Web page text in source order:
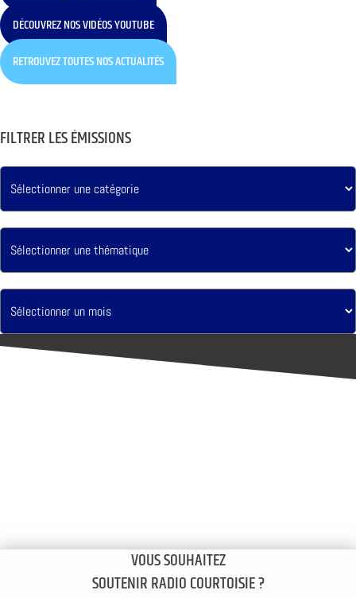
DÉCOUVREZ NOS VIDÉOS YOUTUBE
RETROUVEZ TOUTES NOS ACTUALITÉS
FILTRER LES ÉMISSIONS
VOUS SOUHAITEZ
SOUTENIR RADIO COURTOISIE ?